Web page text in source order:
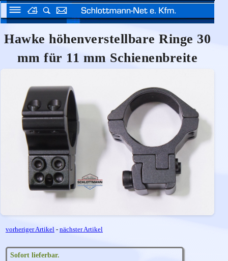
Hawke höhenverstellbare Ringe 30
mm für 11 mm Schienenbreite
vorheriger Artikel - nächster Artikel
Sofort lieferbar.